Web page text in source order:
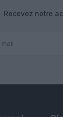
Recevez notre